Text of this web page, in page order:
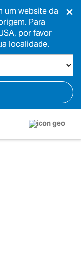
um website da
Para
por favor
localidade.
×